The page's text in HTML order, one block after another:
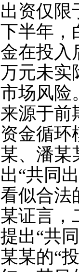
出资仅限
下半年，
金在投入
万元未实
市场风险
来源于前
资金循环
某、潘某
出“共同
看似合法
某证言，
提出“共
某某的“